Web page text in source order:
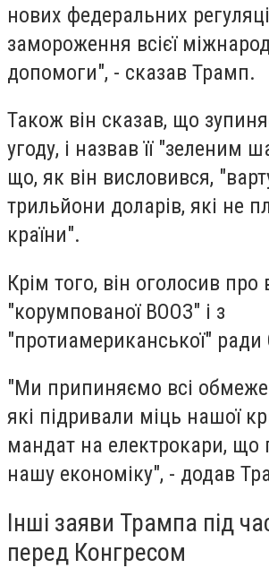
нових федеральних
замороження всієї
допомоги", - сказав Трамп.
Також він сказав, що
угоду, і назвав її "зеленим
що, як він висловився,
трильйони доларів, які не
країни".
Крім того, він оголосив про
"корумпованої ВООЗ" і з
"протиамериканської"
"Ми припиняємо всі
які підривали міць нашої
мандат на електрокари, що
нашу економіку", - додав
Інші заяви Трампа під
перед Конгресом